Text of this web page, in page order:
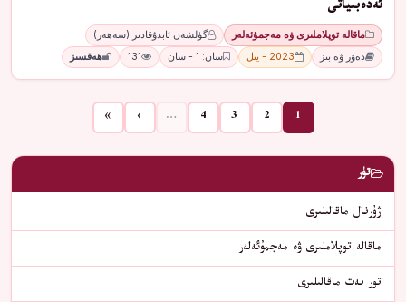
ئەدەبىياتى
ماقالە توپلاملىرى ۋە مەجمۇئەلەر
گۈلشەن ئابدۇقادىر (سەھەر)
دەۋر ۋە بىز
2023 - يىل سان: 1 - سان 131 ھەقسىز
1
2
3
4
…
›
»
تۈر
ژۇرنال ماقالىلىرى
ماقالە توپلاملىرى ۋە مەجمۇئەلەر
تور بەت ماقالىلىرى